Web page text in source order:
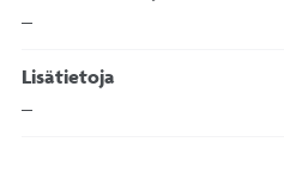
–
Lisätietoja
–